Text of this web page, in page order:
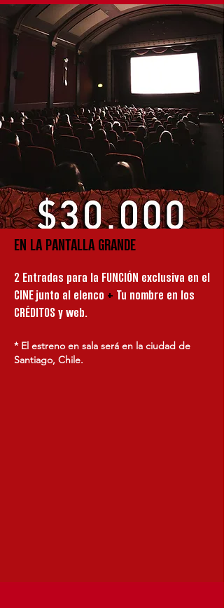
EN LA PANTALLA GRANDE
2 Entradas para la FUNCIÓN exclusiva en el
CINE junto al elenco + Tu nombre en los
CRÉDITOS y web.
* El estreno en sala será en la ciudad de
Santiago, Chile.